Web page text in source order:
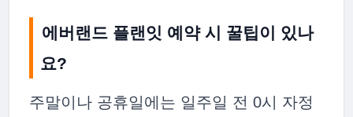
에버랜드 플랜잇 예약 시 꿀팁이 있나
요?
주말이나 공휴일에는 일주일 전 0시 자정